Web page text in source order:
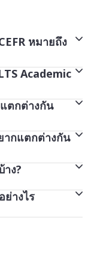
หมายถึง
SELT นั้นเหมือน
รักษาความ
อาณาจักร
สามารถทาง
การอธิบายทักษะ
ถทางภาษาใน
รับผู้เริ่มต้น จนถึง
นภาษา
Academic
นประเทศที่ใช้
บ IELTS
ที่ความสามารถ
มการทํางานหรือ
บมัธยมศึกษา ลง
ตกต่างกัน
รสอบเดียวกันทุก
คะแนน และระดับ
ยวคือ IELTS
รวงมหาดไทยใน
ากแตกต่างกัน
แตกต่างกัน ทั้งนี้
ส่งผลต่อความยาก
ง?
บัตรเดบิตหรือ
หรือผ่าน
างไร